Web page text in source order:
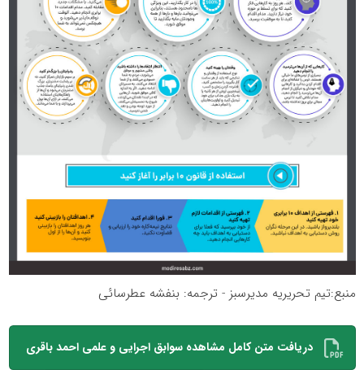
منبع:تیم تحریریه مدیرسبز - ترجمه: بنفشه عطرسائی
دریافت متن کامل مشاهده سوابق اجرایی و علمی احمد باقری